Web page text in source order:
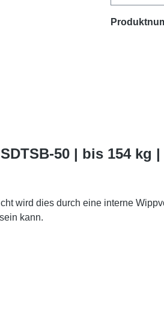
50 | bis 154 kg
wird dies durch eine interne
kann.